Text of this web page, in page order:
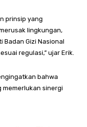
prinsip yang
lingkungan,
Badan Gizi Nasional
regulasi,” ujar Erik.
bahwa
memerlukan sinergi